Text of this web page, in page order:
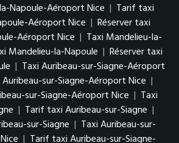
Napoule-Aéroport Nice | Tarif taxi
Aéroport Nice | Réserver taxi
Aéroport Nice | Taxi Mandelieu-la-
Mandelieu-la-Napoule | Réserver taxi
| Taxi Auribeau-sur-Siagne-Aéroport
sur-Siagne-Aéroport Nice |
sur-Siagne-Aéroport Nice | Taxi
| Tarif taxi Auribeau-sur-Siagne |
sur-Siagne | Taxi Auribeau-sur-
| Tarif taxi Auribeau-sur-Siagne-